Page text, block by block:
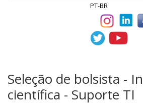
PT-BR
Seleção de bolsista -
científica - Suporte TI